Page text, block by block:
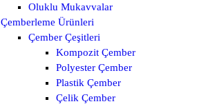
Oluklu Mukavvalar
Çemberleme Ürünleri
Çember Çeşitleri
Kompozit Çember
Polyester Çember
Plastik Çember
Çelik Çember